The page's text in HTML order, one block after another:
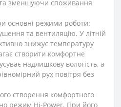
зменшуючи споживання
основні режими роботи:
та вентиляцію. У літній
знижує температуру
створити комфортне
надлишкову вологість, а
рух повітря без
створення комфортного
режим Hi-Power. При його